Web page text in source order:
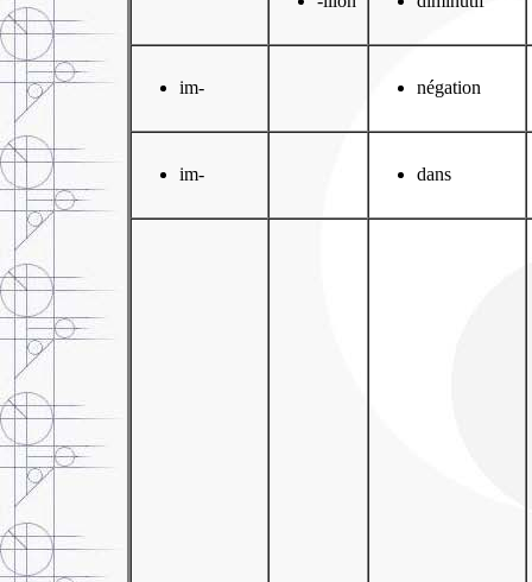
im- négation
im- dans